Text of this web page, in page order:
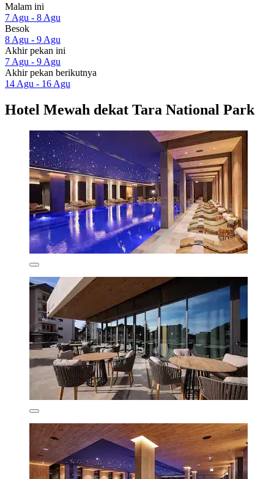
Malam ini
7 Agu - 8 Agu
Besok
8 Agu - 9 Agu
Akhir pekan ini
7 Agu - 9 Agu
Akhir pekan berikutnya
14 Agu - 16 Agu
Hotel Mewah dekat Tara National Park